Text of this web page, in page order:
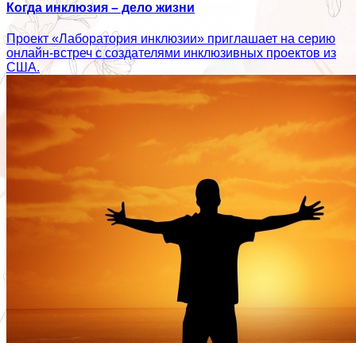
Когда инклюзия – дело жизни
Проект «Лаборатория инклюзии» приглашает на серию
онлайн-встреч с создателями инклюзивных проектов из
США.